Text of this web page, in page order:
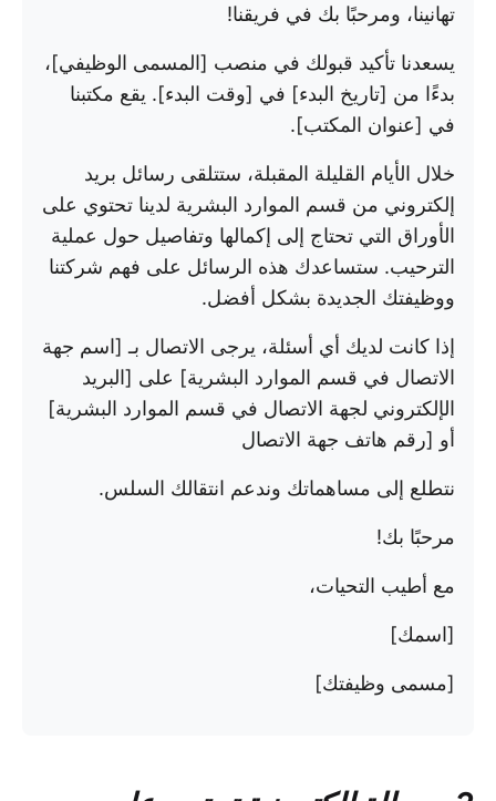
تهانينا، ومرحبًا بك في فريقنا!
يسعدنا تأكيد قبولك في منصب [المسمى الوظيفي]،
بدءًا من [تاريخ البدء] في [وقت البدء]. يقع مكتبنا
في [عنوان المكتب].
خلال الأيام القليلة المقبلة، ستتلقى رسائل بريد
إلكتروني من قسم الموارد البشرية لدينا تحتوي على
الأوراق التي تحتاج إلى إكمالها وتفاصيل حول عملية
الترحيب. ستساعدك هذه الرسائل على فهم شركتنا
ووظيفتك الجديدة بشكل أفضل.
إذا كانت لديك أي أسئلة، يرجى الاتصال بـ [اسم جهة
الاتصال في قسم الموارد البشرية] على [البريد
الإلكتروني لجهة الاتصال في قسم الموارد البشرية]
أو [رقم هاتف جهة الاتصال
نتطلع إلى مساهماتك وندعم انتقالك السلس.
مرحبًا بك!
مع أطيب التحيات،
[اسمك]
[مسمى وظيفتك]